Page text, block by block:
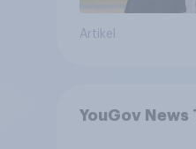
Artikel
YouGov News